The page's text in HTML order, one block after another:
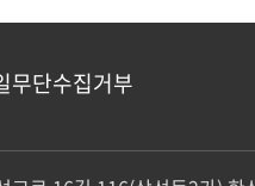
무단수집거부